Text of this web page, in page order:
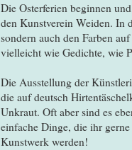
Die Osterferien beginnen
den Kunstverein Weiden. In
sondern auch den Farben
vielleicht wie Gedichte, wie
Die Ausstellung der
die auf deutsch
Unkraut. Oft aber sind es
einfache Dinge, die ihr
Kunstwerk werden!